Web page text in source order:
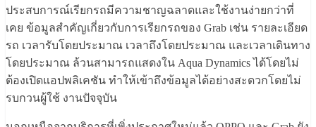
ประสบการณ์เรียกรถมีความชาญฉลาดและใช้งานง่ายกว่าที่
เคย ข้อมูลสำคัญเกี่ยวกับการเรียกรถของ Grab เช่น รายละเอียด
รถ เวลารับโดยประมาณ เวลาถึงโดยประมาณ และเวลาเดินทาง
โดยประมาณ ล้วนสามารถแสดงใน Aqua Dynamics ได้โดยไม่
ต้องเปิดแอปพลิเคชัน ทำให้เข้าถึงข้อมูลได้อย่างสะดวกโดยไม่
รบกวนผู้ใช้ งานปัจจุบัน